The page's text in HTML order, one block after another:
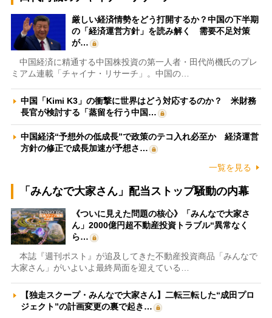
厳しい経済情勢をどう打開するか？中国の下半期
の「経済運営方針」を読み解く 需要不足対策
が…
中国経済に精通する中国株投資の第一人者・田代尚機氏のプレ
ミアム連載「チャイナ・リサーチ」。中国の…
中国「Kimi K3」の衝撃に世界はどう対応するのか？ 米財務
長官が検討する「蒸留を行う中国…
中国経済“予想外の低成長”で政策のテコ入れ必至か 経済運営
方針の修正で成長加速が予想さ…
一覧を見る
「みんなで大家さん」配当ストップ騒動の内幕
《ついに見えた問題の核心》「みんなで大家さ
ん」2000億円超不動産投資トラブル“異常なく
ら…
本誌『週刊ポスト』が追及してきた不動産投資商品「みんなで
大家さん」がいよいよ最終局面を迎えている…
【独走スクープ・みんなで大家さん】二転三転した“成田プロ
ジェクト”の計画変更の裏で起き…